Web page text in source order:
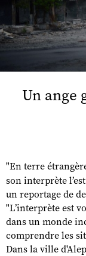
Un ange
"En terre
son interprète
un reportage de
"L’interprète est
dans un monde
comprendre les
Dans la ville